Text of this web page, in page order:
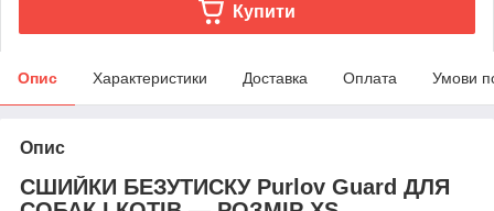
Купити
Опис Характеристики Доставка Оплата Умови
Опис
СШИЙКИ БЕЗУТИСКУ Purlov Guard ДЛЯ